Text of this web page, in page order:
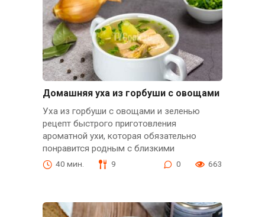
Домашняя уха из горбуши с овощами
Уха из горбуши с овощами и зеленью
рецепт быстрого приготовления
ароматной ухи, которая обязательно
понравится родным с близкими
40 мин. 9 0 663